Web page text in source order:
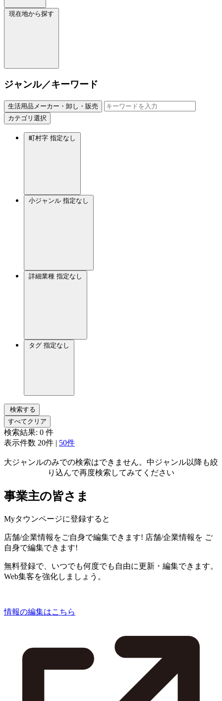
現在地から探す
ジャンル／キーワード
生活用品メーカー・卸し・販売
カテゴリ選択
町村字 指定なし
小ジャンル 指定なし
詳細業種 指定なし
タグ 指定なし
検索する
すべてクリア
検索結果: 0 件
表示件数 20件 | 50件
大ジャンルのみでの検索はできません。中ジャンル以降も絞
り込んで再度検索してみてください
事業主の皆さま
Myタウンページに登録すると
店舗/企業情報をご自身で編集できます! 店舗/企業情報を ご
自身で編集できます!
無料登録で、いつでも何度でも自由に更新・編集できます。
Web集客を強化しましょう。
情報の編集はこちら